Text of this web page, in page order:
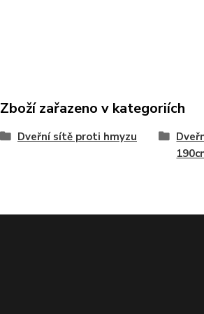
Zboží zařazeno v kategoriích
Dveřní sítě proti hmyzu